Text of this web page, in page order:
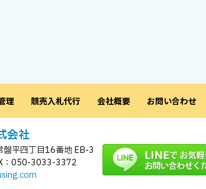
理 競売入札代行 会社概要 お問い合わせ
会社
平四丁目16番地 EB-3
：050-3033-3372